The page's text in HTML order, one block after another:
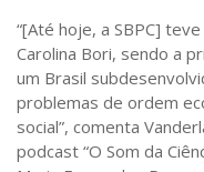
“[Até hoje, a SBPC]
Carolina Bori, sendo a
um Brasil
problemas de ordem
social”, comenta
podcast “O Som da